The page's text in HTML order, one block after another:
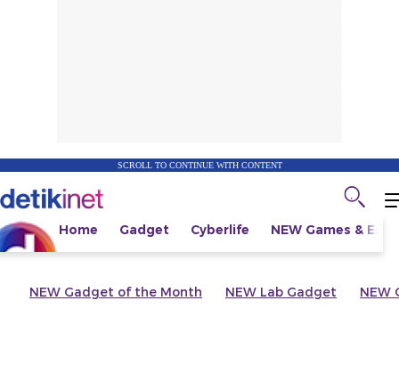
SCROLL TO CONTINUE WITH CONTENT
Home Gadget Cyberlife NEW Games &
NEW Gadget of the Month NEW Lab Gadget NEW